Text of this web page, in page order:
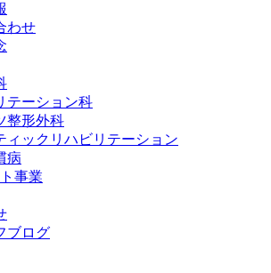
わせ
テーション科
整形外科
ィックリハビリテーション
病
事業
ブログ